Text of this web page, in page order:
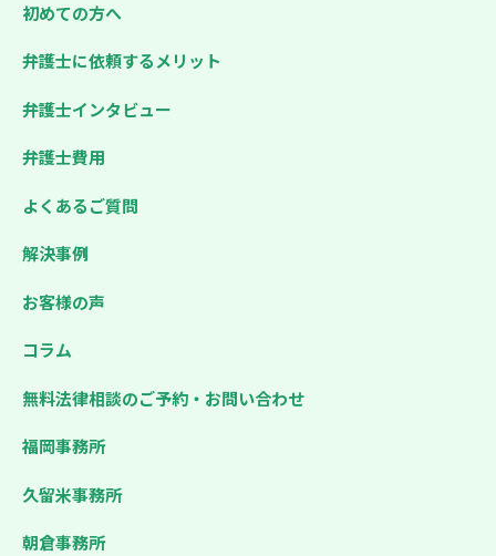
初めての方へ
弁護士に依頼するメリット
弁護士インタビュー
弁護士費用
よくあるご質問
解決事例
お客様の声
コラム
無料法律相談のご予約・お問い合わせ
福岡事務所
久留米事務所
朝倉事務所